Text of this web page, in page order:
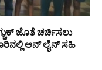
ಜೊತೆ ಚರ್ಚಿಸಲು
ಆನ್‌ ಲೈನ್ ಸಹಿ